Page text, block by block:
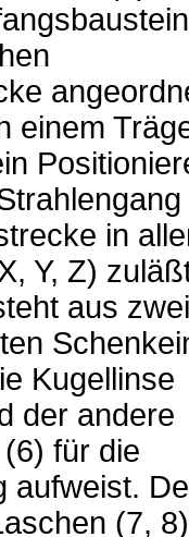
einem
in
Y, Z)
aus
Kugellinse
der andere
für die
aufweist.
(7,